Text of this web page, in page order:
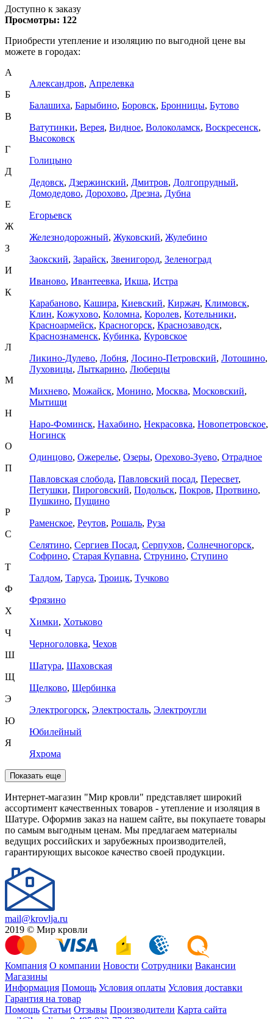
Доступно к заказу
Просмотры: 122
Приобрести утепление и изоляцию по выгодной цене вы
можете в городах:
А
Александров, Апрелевка
Б
Балашиха, Барыбино, Боровск, Бронницы, Бутово
В
Ватутинки, Верея, Видное, Волоколамск, Воскресенск,
Высоковск
Г
Голицыно
Д
Дедовск, Дзержинский, Дмитров, Долгопрудный,
Домодедово, Дорохово, Дрезна, Дубна
Е
Егорьевск
Ж
Железнодорожный, Жуковский, Жулебино
З
Заокский, Зарайск, Звенигород, Зеленоград
И
Иваново, Ивантеевка, Икша, Истра
К
Карабаново, Кашира, Киевский, Киржач, Климовск,
Клин, Кожухово, Коломна, Королев, Котельники,
Красноармейск, Красногорск, Краснозаводск,
Краснознаменск, Кубинка, Куровское
Л
Ликино-Дулево, Лобня, Лосино-Петровский, Лотошино,
Луховицы, Лыткарино, Люберцы
М
Михнево, Можайск, Монино, Москва, Московский,
Мытищи
Н
Наро-Фоминск, Нахабино, Некрасовка, Новопетровское,
Ногинск
О
Одинцово, Ожерелье, Озеры, Орехово-Зуево, Отрадное
П
Павловская слобода, Павловский посад, Пересвет,
Петушки, Пироговский, Подольск, Покров, Протвино,
Пушкино, Пущино
Р
Раменское, Реутов, Рошаль, Руза
С
Селятино, Сергиев Посад, Серпухов, Солнечногорск,
Софрино, Старая Купавна, Струнино, Ступино
Т
Талдом, Таруса, Троицк, Тучково
Ф
Фрязино
Х
Химки, Хотьково
Ч
Черноголовка, Чехов
Ш
Шатура, Шаховская
Щ
Щелково, Щербинка
Э
Электрогорск, Электросталь, Электроугли
Ю
Юбилейный
Я
Яхрома
Показать еще
Интернет-магазин "Мир кровли" представляет широкий
ассортимент качественных товаров - утепление и изоляция в
Шатуре. Оформив заказ на нашем сайте, вы покупаете товары
по самым выгодным ценам. Мы предлагаем материалы
ведущих российских и зарубежных производителей,
гарантирующих высокое качество своей продукции.
mail@krovlja.ru
2019 © Мир кровли
Компания О компании Новости Сотрудники Вакансии
Магазины
Информация Помощь Условия оплаты Условия доставки
Гарантия на товар
Помощь Статьи Отзывы Производители Карта сайта